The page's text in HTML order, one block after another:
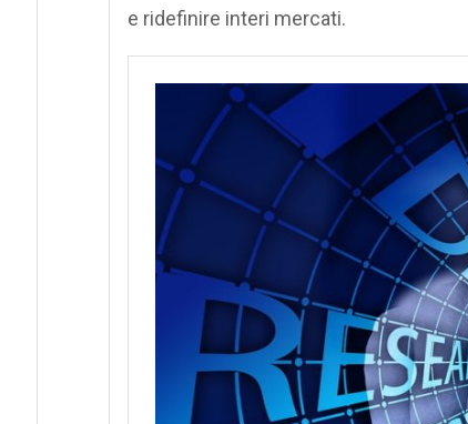
e ridefinire interi mercati.